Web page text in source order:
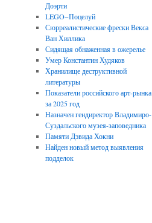
Доэрти
LEGO−Поцелуй
Сюрреалистические фрески Векса
Ван Хиллика
Сидящая обнаженная в ожерелье
Умер Константин Худяков
Хранилище деструктивной
литературы
Показатели российского арт-рынка
за 2025 год
Назначен гендиректор Владимиро-
Суздальского музея-заповедника
Памяти Дэвида Хокни
Найден новый метод выявления
подделок